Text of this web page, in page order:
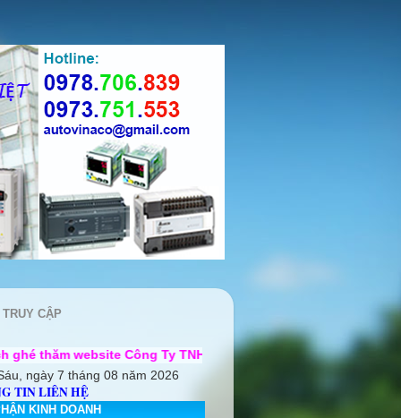
CẬP
Công Ty TNHH Cơ điện Auto Vina ++ Chúng tôi rất mong
ngày 7 tháng 08 năm 2026
TIN LIÊN HỆ
KINH DOANH